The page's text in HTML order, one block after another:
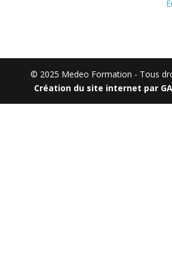
© 2025 Medeo Formation - Tous
Création du site internet par